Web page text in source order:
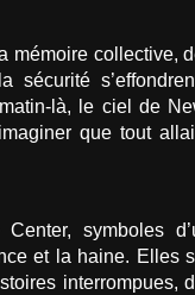
mémoire collective,
sécurité
là, le ciel de
que tout
symboles
et la haine. Elles
interrompues,